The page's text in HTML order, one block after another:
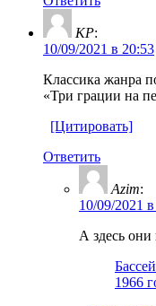
KP:
10/09/2021 в 20:53
Классика жанра
«Три грации на
[Цитировать]
Ответить
Azim:
10/09/2021
А здесь
1966